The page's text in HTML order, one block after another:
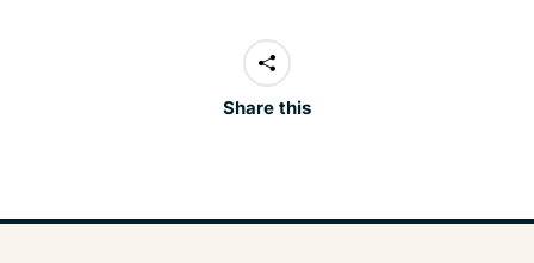
Share this